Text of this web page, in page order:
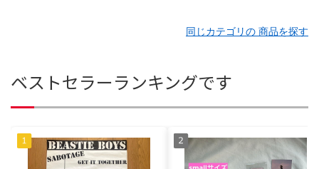
同じカテゴリの 商品を探す
ベストセラーランキングです